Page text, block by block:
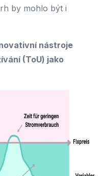
by mohlo být i
nástroje
(ToU) jako